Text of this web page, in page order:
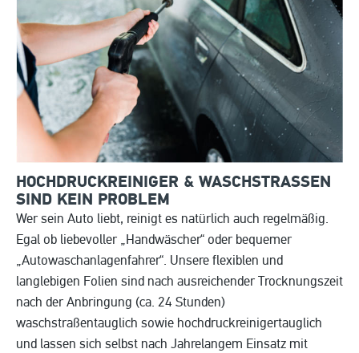
HOCHDRUCKREINIGER & WASCHSTRASSEN S
IND KEIN PROBLEM
Wer sein Auto liebt, reinigt es natürlich auch regelmäßig.
Egal ob liebevoller „Handwäscher“ oder bequemer
„Autowaschanlagenfahrer“. Unsere flexiblen und
langlebigen Folien sind nach ausreichender Trocknungszeit
nach der Anbringung (ca. 24 Stunden)
waschstraßentauglich sowie hochdruckreinigertauglich
und lassen sich selbst nach Jahrelangem Einsatz mit